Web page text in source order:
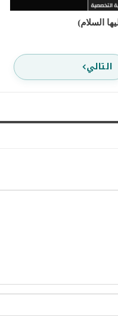
السلام)
التالي